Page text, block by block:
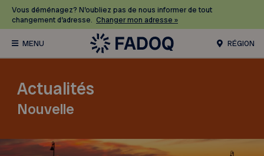
Vous déménagez? N’oubliez pas de nous informer de tout
changement d’adresse. Changer mon adresse »
RÉGION
Actualités
Nouvelle